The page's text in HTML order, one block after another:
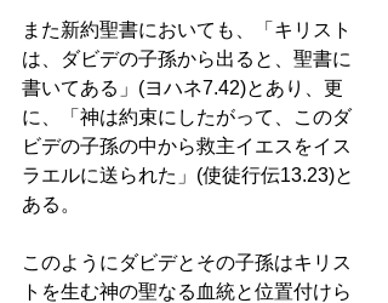
また新約聖書においても、「キリスト
は、ダビデの子孫から出ると、聖書に
書いてある」(ヨハネ7.42)とあり、更
に、「神は約束にしたがって、このダ
ビデの子孫の中から救主イエスをイス
ラエルに送られた」(使徒行伝13.23)と
ある。
このようにダビデとその子孫はキリス
トを生む神の聖なる血統と位置付けら